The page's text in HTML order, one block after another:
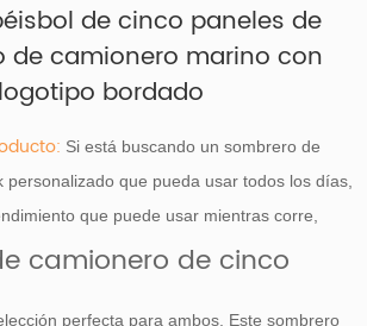
de cinco paneles de
de camionero marino con
logotipo bordado
Si está buscando un sombrero de
personalizado que pueda usar todos los días,
que puede usar mientras corre,
camionero de cinco
perfecta para ambos. Este sombrero